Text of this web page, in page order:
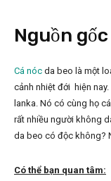
Nguồn
Cá nóc da beo là một
cảnh nhiệt đới hiện
lanka. Nó có cùng họ
rất nhiều người không
da beo có độc không?
Có thể bạn quan tâm: